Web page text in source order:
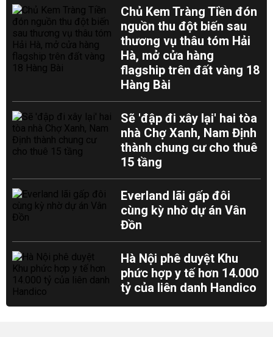
Chủ Kem Tràng Tiền đón
nguồn thu đột biến sau
thương vụ thâu tóm Hải
Hà, mở cửa hàng
flagship trên đất vàng 18
Hàng Bài
Sẽ 'đập đi xây lại' hai tòa
nhà Chợ Xanh, Nam Định
thành chung cư cho thuê
15 tầng
Everland lãi gấp đôi
cùng kỳ nhờ dự án Vân
Đồn
Hà Nội phê duyệt Khu
phức hợp y tế hơn 14.000
tỷ của liên danh Handico